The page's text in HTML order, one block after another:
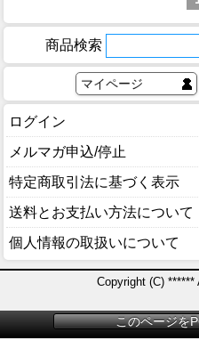
商品検索
マイページ
ログイン
メルマガ申込/停止
特定商取引法に基づく表示
送料とお支払い方法について
個人情報の取扱いについて
Copyright (C) ******
このページを